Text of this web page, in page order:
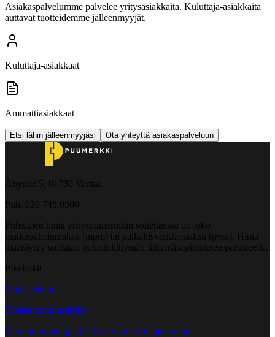
Asiakaspalvelumme palvelee yritysasiakkaita. Kuluttaja-asiakkaita
auttavat tuotteidemme jälleenmyyjät.
Kuluttaja-asiakkaat
Ammattiasiakkaat
Etsi lähin jälleenmyyjäsi Ota yhteyttä asiakaspalveluun
Åbyntie 5, 01730 Vantaa
Puh. 020 745 0500
Puhelujen hinta yritysnumeroihin soitettaessa on joko
matkapuhelumaksu (mpm) tai paikallisverkkomaksu (pvm). Hinta
määräytyy soittajan puhelinliittymän liittymäsopimuksen perusteella.
Pikalinkit
Yhteystiedot
Yleiset toimitusehdot
Tavarantoimittaja - tee kuorman purkuajanvaraus